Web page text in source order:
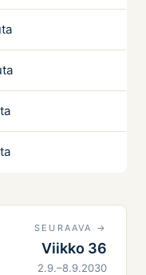
SEURAAVA →
Viikko 36
2.9.–8.9.2030